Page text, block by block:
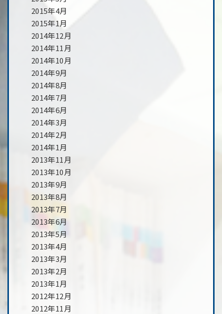
2015年4月
2015年1月
2014年12月
2014年11月
2014年10月
2014年9月
2014年8月
2014年7月
2014年6月
2014年3月
2014年2月
2014年1月
2013年11月
2013年10月
2013年9月
2013年8月
2013年7月
2013年6月
2013年5月
2013年4月
2013年3月
2013年2月
2013年1月
2012年12月
2012年11月